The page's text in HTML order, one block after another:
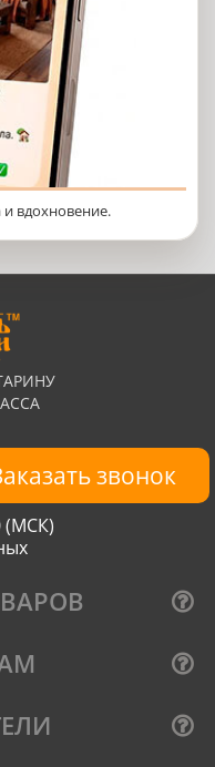
и вдохновение.
звонок
(МСК)